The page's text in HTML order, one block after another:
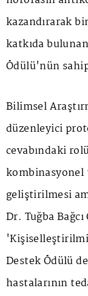
kazandırarak
katkıda
Ödülü'nün
Bilimsel
düzenleyici
cevabındaki
kombinasyonel
geliştirilmesi
Dr. Tuğba
Destek Ödülü
hastalarının